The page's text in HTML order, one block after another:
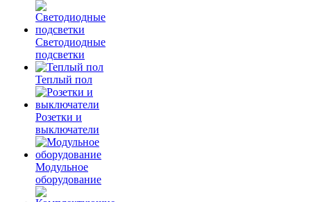
Светодиодные
подсветки
Теплый пол
Розетки и
выключатели
Модульное
оборудование